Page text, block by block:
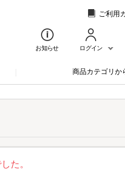
ご利用
お知らせ ログイン
商品カテゴリか
た。